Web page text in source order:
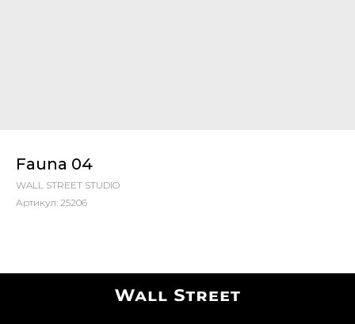
Fauna 04
WALL STREET STUDIO
Артикул: 25206